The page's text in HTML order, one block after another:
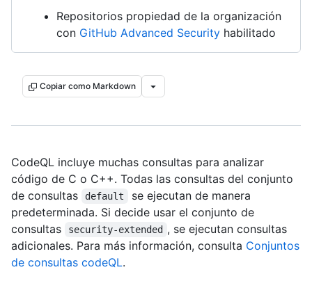
Repositorios propiedad de la organización
con GitHub Advanced Security habilitado
Copiar como Markdown
CodeQL incluye muchas consultas para analizar
código de C o C++. Todas las consultas del conjunto
de consultas
default
se ejecutan de manera
predeterminada. Si decide usar el conjunto de
consultas
security-extended , se ejecutan consultas
adicionales. Para más información, consulta Conjuntos
de consultas codeQL.